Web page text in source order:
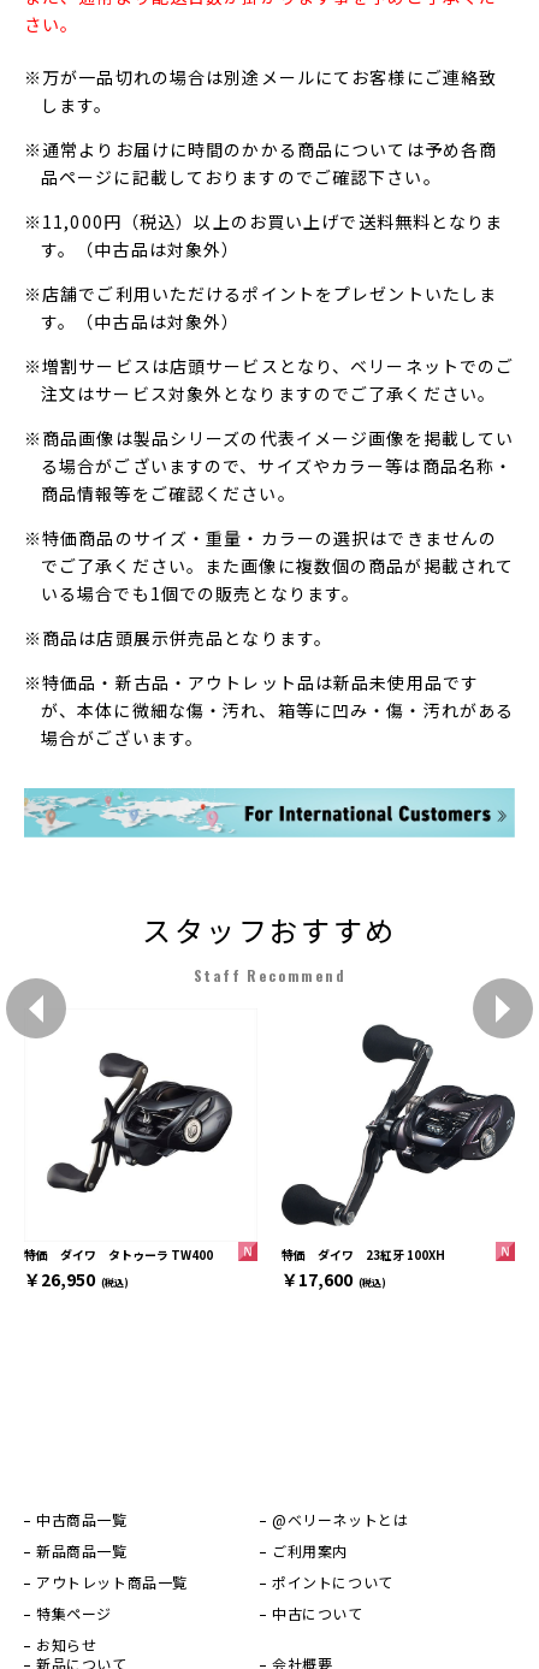
さい。
※万が一品切れの場合は別途メールにてお客様にご連絡致
します。
※通常よりお届けに時間のかかる商品については予め各商
品ページに記載しておりますのでご確認下さい。
※11,000円（税込）以上のお買い上げで送料無料となりま
す。（中古品は対象外）
※店舗でご利用いただけるポイントをプレゼントいたしま
す。（中古品は対象外）
※増割サービスは店頭サービスとなり、ベリーネットでのご
注文はサービス対象外となりますのでご了承ください。
※商品画像は製品シリーズの代表イメージ画像を掲載してい
る場合がございますので、サイズやカラー等は商品名称・
商品情報等をご確認ください。
※特価商品のサイズ・重量・カラーの選択はできませんの
でご了承ください。また画像に複数個の商品が掲載されて
いる場合でも1個での販売となります。
※商品は店頭展示併売品となります。
※特価品・新古品・アウトレット品は新品未使用品です
が、本体に微細な傷・汚れ、箱等に凹み・傷・汚れがある
場合がございます。
スタッフおすすめ
Staff Recommend
特価 ダイワ タトゥーラ TW400
￥26,950 (税込)
特価 ダイワ 23紅牙 100XH
￥17,600 (税込)
中古商品一覧
新品商品一覧
アウトレット商品一覧
特集ページ
お知らせ
@ベリーネットとは
ご利用案内
ポイントについて
中古について
新品について 会社概要